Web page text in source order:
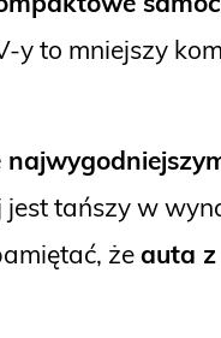
y to mniejszy
tańszy w
żeauta